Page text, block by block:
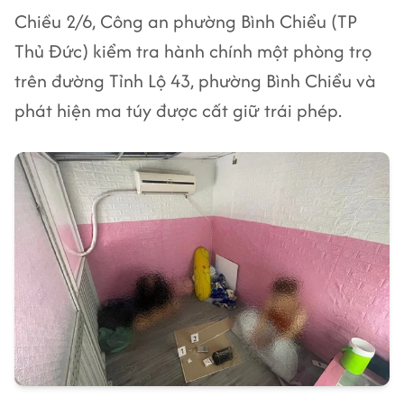
Chiều 2/6, Công an phường Bình Chiểu (TP
Thủ Đức) kiểm tra hành chính một phòng trọ
trên đường Tỉnh Lộ 43, phường Bình Chiểu và
phát hiện ma túy được cất giữ trái phép.